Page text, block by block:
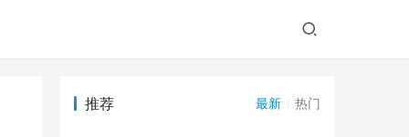
推荐 最新 热门